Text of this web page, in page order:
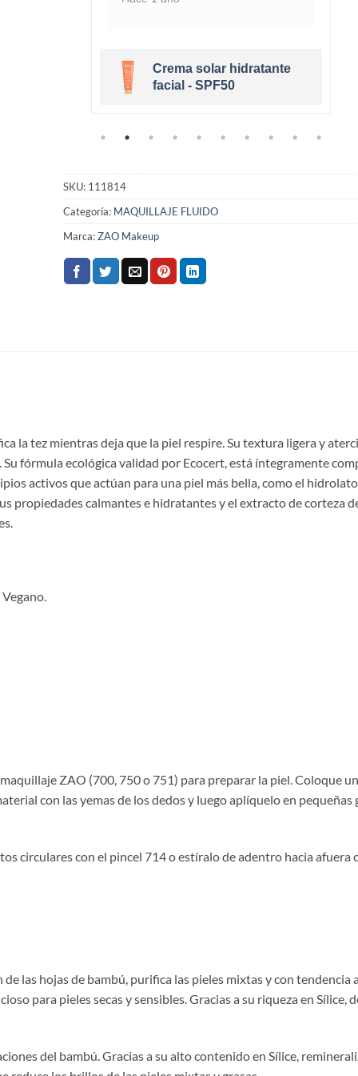
Crema solar hidratante
facial - SPF50
SKU: 111814
Categoría: MAQUILLAJE FLUIDO
Marca:ZAO Makeup
la tez mientras deja que la piel respire. Su textura ligera y
fórmula ecológica validad por Ecocert, está íntegramente
activos que actúan para una piel más bella, como el
propiedades calmantes e hidratantes y el extracto de corteza
ZAO (700, 750 o 751) para preparar la piel. Coloque
con las yemas de los dedos y luego aplíquelo en pequeñas
circulares con el pincel 714 o estíralo de adentro hacia afuera
las hojas de bambú, purifica las pieles mixtas y con tendencia
para pieles secas y sensibles. Gracias a su riqueza en Sílice,
del bambú. Gracias a su alto contenido en Sílice,